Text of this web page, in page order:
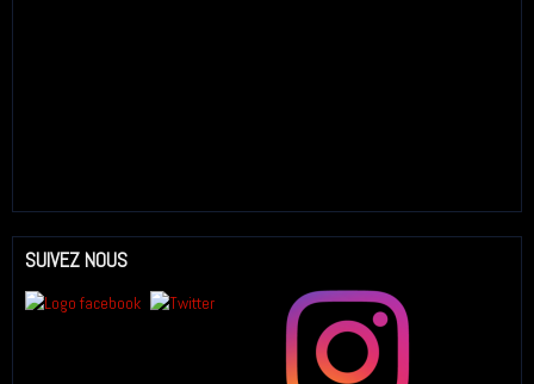
SUIVEZ NOUS